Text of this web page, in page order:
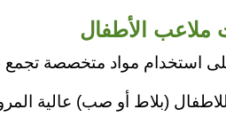
ملاعب الأطفال
استخدام مواد متخصصة تجمع
(بلاط أو صب) عالية